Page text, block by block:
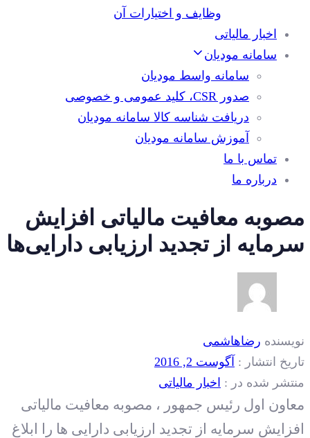
وظایف و اختیارات آن
اخبار مالیاتی
سامانه مودیان
سامانه واسط مودیان
صدور CSR، کلید عمومی و خصوصی
دریافت شناسه کالا سامانه مودیان
آموزش سامانه مودیان
تماس با ما
درباره ما
مصوبه معافیت مالیاتی افزایش
سرمایه از تجدید ارزیابی دارایی‌ها
نویسنده رضاهاشمی
تاریخ انتشار : آگوست 2, 2016
منتشر شده در : اخبار مالیاتی
معاون اول رئیس جمهور ، مصوبه معافیت مالیاتی
افزایش سرمایه از تجدید ارزیابی دارایی ها را ابلاغ